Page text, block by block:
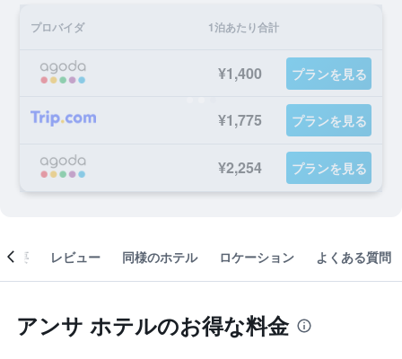
プロバイダ 1泊あたり合計
¥1,400 プランを見る
¥1,775 プランを見る
¥2,254 プランを見る
概要 レビュー 同様のホテル ロケーション よくある質問
アンサ ホテルのお得な料金